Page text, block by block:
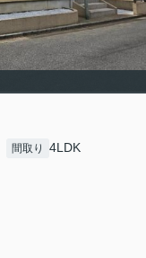
間取り 4LDK